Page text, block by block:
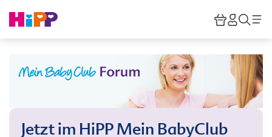
HiPP
Jetzt im HiPP Mein BabyClub